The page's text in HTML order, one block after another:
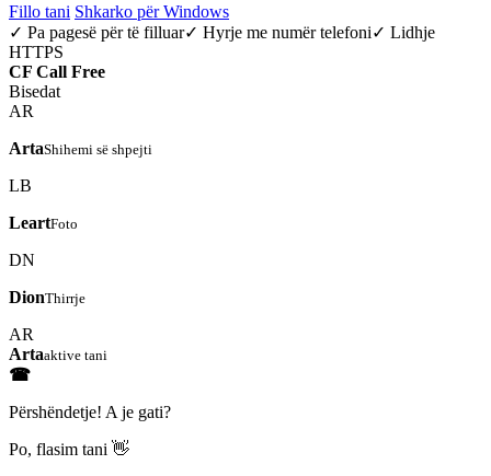
Fillo tani Shkarko për Windows
✓ Pa pagesë për të filluar✓ Hyrje me numër telefoni✓ Lidhje
HTTPS
CF Call Free
Bisedat
AR
ArtaShihemi së shpejti
LB
LeartFoto
DN
DionThirrje
AR
Artaaktive tani
☎
Përshëndetje! A je gati?
Po, flasim tani 👋